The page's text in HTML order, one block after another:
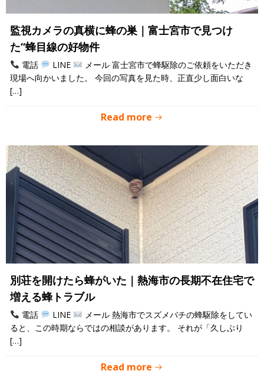
監視カメラの真横に蜂の巣｜富士宮市で見つけ
た“蜂目線の好物件
電話 LINE
メール 富士宮市で蜂駆除のご依頼をいただき
現場へ向かいました。 今回の写真を見た時、正直少し面白いな
[…]
Read more
別荘を開けたら蜂がいた｜熱海市の長期不在住宅で
増える蜂トラブル
電話 LINE
メール 熱海市でスズメバチの蜂駆除をしてい
ると、この時期ならではの相談があります。 それが「久しぶり
[…]
Read more